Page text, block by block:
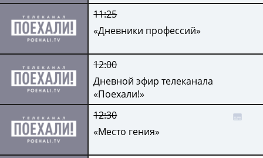
11:25
«Дневники профессий»
12:00
Дневной эфир телеканала
«Поехали!»
12:30
«Место гения»